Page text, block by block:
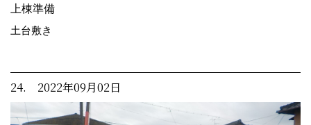
上棟準備
土台敷き
24. 2022年09月02日